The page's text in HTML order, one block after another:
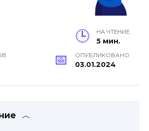
НА ЧТЕНИЕ
5 мин.
ОПУБЛИКОВАНО
03.01.2024